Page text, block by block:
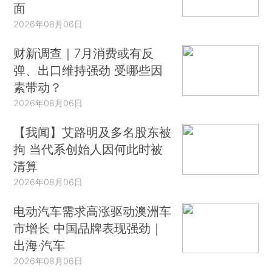
面
2026年08月06日
财新调查｜7月消费或有反
弹、出口维持强劲 受哪些因
素带动？
2026年08月06日
【我闻】艾路明及多名股东被
拘 当代系创始人因何此时被
清算
2026年08月06日
电动汽车需求高涨驱动澳洲车
市增长 中国品牌表现强劲｜
出海·汽车
2026年08月06日